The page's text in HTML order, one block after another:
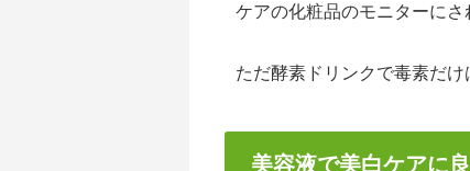
ケアの化粧品のモニターにさ
ただ酵素ドリンクで毒素だけ
美容液で美白ケアに